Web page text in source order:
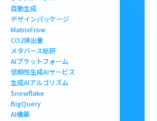
自動生成
デザインパッケージ
MatrixFrow
CO2排出量
メタバース総研
AIプラットフォーム
信頼性生成AIサービス
生成AIアルゴリズム
Snowflake
BigQuery
AI構築